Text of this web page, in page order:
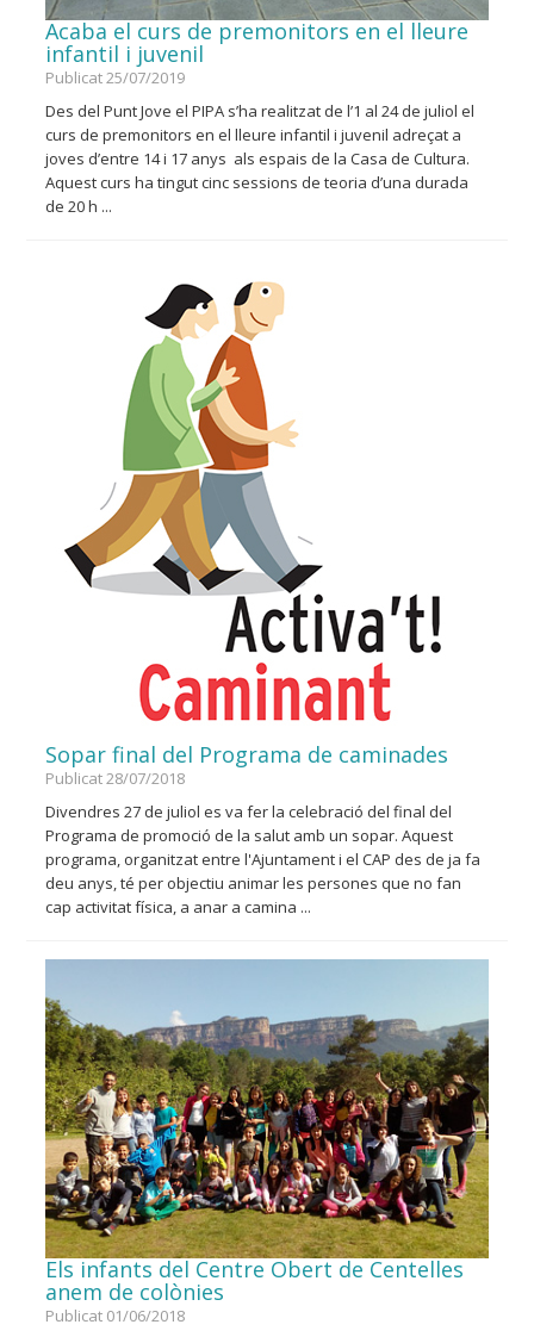
Acaba el curs de premonitors en el lleure
infantil i juvenil
Publicat 25/07/2019
Des del Punt Jove el PIPA s’ha realitzat de l’1 al 24 de juliol el
curs de premonitors en el lleure infantil i juvenil adreçat a
joves d’entre 14 i 17 anys als espais de la Casa de Cultura.
Aquest curs ha tingut cinc sessions de teoria d’una durada
de 20 h ...
Sopar final del Programa de caminades
Publicat 28/07/2018
Divendres 27 de juliol es va fer la celebració del final del
Programa de promoció de la salut amb un sopar. Aquest
programa, organitzat entre l'Ajuntament i el CAP des de ja fa
deu anys, té per objectiu animar les persones que no fan
cap activitat física, a anar a camina ...
Els infants del Centre Obert de Centelles
anem de colònies
Publicat 01/06/2018